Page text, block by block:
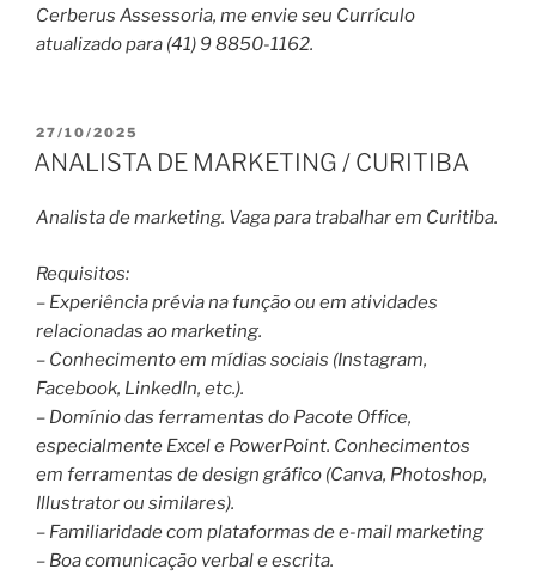
Cerberus Assessoria, me envie seu Currículo
atualizado para (41) 9 8850-1162.
PUBLICADO
EM
27/10/2025
ANALISTA DE MARKETING / CURITIBA
Analista de marketing. Vaga para trabalhar em Curitiba.
Requisitos:
– Experiência prévia na função ou em atividades
relacionadas ao marketing.
– Conhecimento em mídias sociais (Instagram,
Facebook, LinkedIn, etc.).
– Domínio das ferramentas do Pacote Office,
especialmente Excel e PowerPoint. Conhecimentos
em ferramentas de design gráfico (Canva, Photoshop,
Illustrator ou similares).
– Familiaridade com plataformas de e-mail marketing
– Boa comunicação verbal e escrita.